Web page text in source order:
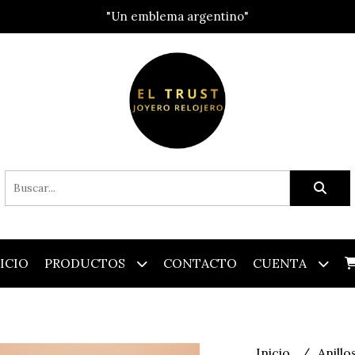
"Un emblema argentino"
PRODUCTOS CONTACTO CUENTA